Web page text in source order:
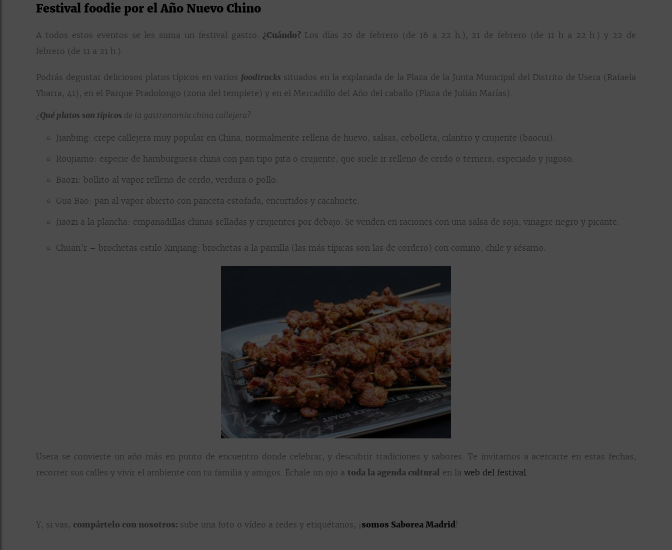
Festival foodie por el Año Nuevo Chino
A todos estos eventos se les suma un festival gastro. ¿Cuándo? Los días 20 de febrero (de 16 a 22 h.), 21 de febrero (de 11 h a 22 h.) y 22 de
febrero (de 11 a 21 h.).
Podrás degustar deliciosos platos típicos en varios foodtrucks situados en la explanada de la Plaza de la Junta Municipal del Distrito de Usera (Rafaela
Ybarra, 41), en el Parque Pradolongo (zona del templete) y en el Mercadillo del Año del caballo (Plaza de Julián Marías).
¿Qué platos son típicos de la gastronomía china callejera?
Jianbing: crepe callejera muy popular en China, normalmente rellena de huevo, salsas, cebolleta, cilantro y crujiente (baocui).
Roujiamo: especie de hamburguesa china con pan tipo pita o crujiente, que suele ir relleno de cerdo o ternera, especiado y jugoso.
Baozi: bollito al vapor relleno de cerdo, verdura o pollo.
Gua Bao: pan al vapor abierto con panceta estofada, encurtidos y cacahuete.
Jiaozi a la plancha: empanadillas chinas selladas y crujientes por debajo. Se venden en raciones con una salsa de soja, vinagre negro y picante.
Chuan’r – brochetas estilo Xinjiang: brochetas a la parrilla (las más típicas son las de cordero) con comino, chile y sésamo.
Usera se convierte un año más en punto de encuentro donde celebrar, y descubrir tradiciones y sabores. Te invitamos a acercarte en estas fechas,
recorrer sus calles y vivir el ambiente con tu familia y amigos. Échale un ojo a toda la agenda cultural en la web del festival.
Y, si vas, compártelo con nosotros: sube una foto o vídeo a redes y etiquétanos, ¡somos Saborea Madrid!